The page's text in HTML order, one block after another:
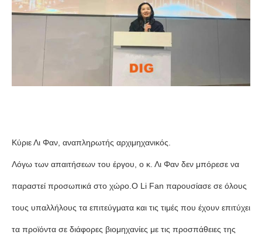
Κύριε Λι Φαν, αναπληρωτής αρχιμηχανικός.
Λόγω των απαιτήσεων του έργου, ο κ. Λι Φαν δεν μπόρεσε να
παραστεί προσωπικά στο χώρο.Ο Li Fan παρουσίασε σε όλους
τους υπαλλήλους τα επιτεύγματα και τις τιμές που έχουν επιτύχει
τα προϊόντα σε διάφορες βιομηχανίες με τις προσπάθειες της